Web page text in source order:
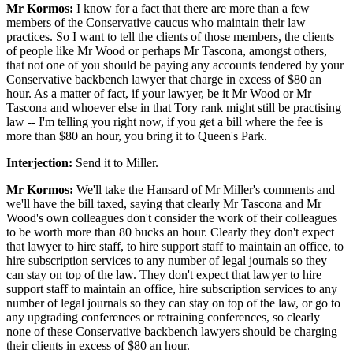
Mr Kormos: I know for a fact that there are more than a few
members of the Conservative caucus who maintain their law
practices. So I want to tell the clients of those members, the clients
of people like Mr Wood or perhaps Mr Tascona, amongst others,
that not one of you should be paying any accounts tendered by your
Conservative backbench lawyer that charge in excess of $80 an
hour. As a matter of fact, if your lawyer, be it Mr Wood or Mr
Tascona and whoever else in that Tory rank might still be practising
law -- I'm telling you right now, if you get a bill where the fee is
more than $80 an hour, you bring it to Queen's Park.
Interjection: Send it to Miller.
Mr Kormos: We'll take the Hansard of Mr Miller's comments and
we'll have the bill taxed, saying that clearly Mr Tascona and Mr
Wood's own colleagues don't consider the work of their colleagues
to be worth more than 80 bucks an hour. Clearly they don't expect
that lawyer to hire staff, to hire support staff to maintain an office, to
hire subscription services to any number of legal journals so they
can stay on top of the law. They don't expect that lawyer to hire
support staff to maintain an office, hire subscription services to any
number of legal journals so they can stay on top of the law, or go to
any upgrading conferences or retraining conferences, so clearly
none of these Conservative backbench lawyers should be charging
their clients in excess of $80 an hour.